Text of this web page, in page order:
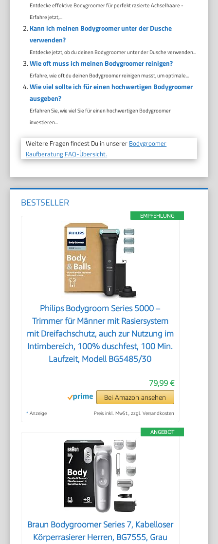
Entdecke effektive Bodygroomer für perfekt rasierte Achselhaare -
Erfahre jetzt,...
Kann ich meinen Bodygroomer unter der Dusche
verwenden?
Entdecke jetzt, ob du deinen Bodygroomer unter der Dusche verwenden...
Wie oft muss ich meinen Bodygroomer reinigen?
Erfahre, wie oft du deinen Bodygroomer reinigen musst, um optimale...
Wie viel sollte ich für einen hochwertigen Bodygroomer
ausgeben?
Erfahren Sie, wie viel Sie für einen hochwertigen Bodygroomer
investieren...
Weitere Fragen findest Du in unserer Bodygroomer
Kaufberatung FAQ-Übersicht.
BESTSELLER
EMPFEHLUNG
Philips Bodygroom Series 5000 –
Trimmer für Männer mit Rasiersystem
mit Dreifachschutz, auch zur Nutzung im
Intimbereich, 100% duschfest, 100 Min.
Laufzeit, Modell BG5485/30
79,99 €
Bei Amazon ansehen
* Anzeige Preis inkl. MwSt., zzgl. Versandkosten
ANGEBOT
Braun Bodygroomer Series 7, Kabelloser
Körperrasierer Herren, BG7555, Grau